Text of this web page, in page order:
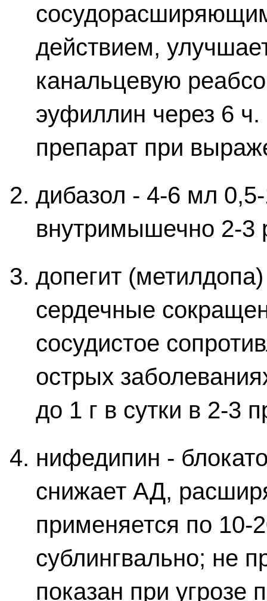
действием,
канальцевую
эуфиллин через 6
препарат при
дибазол - 4-6 мл
внутримышечно 2-3
допегит
сердечные
сосудистое
острых
до 1 г в сутки в 2-3
нифедипин -
снижает АД,
применяется по 10-
сублингвально; не
показан при